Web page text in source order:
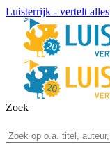
Luisterrijk - vertelt alles
Zoek